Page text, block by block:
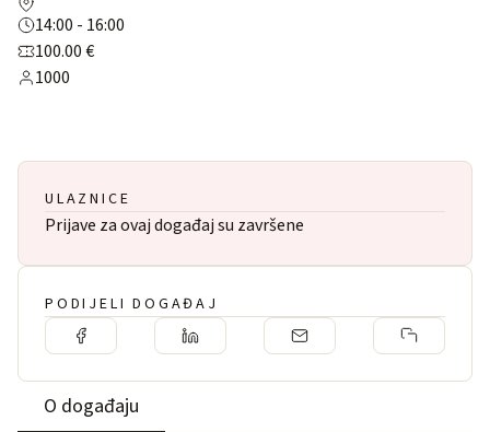
14:00 - 16:00
100.00 €
1000
ULAZNICE
Prijave za ovaj događaj su završene
PODIJELI DOGAĐAJ
O događaju